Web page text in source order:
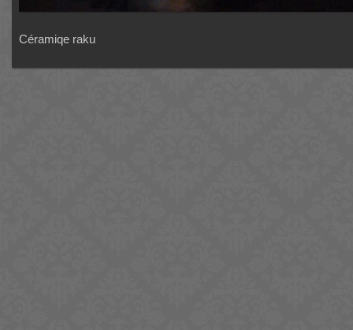
Céramiqe raku